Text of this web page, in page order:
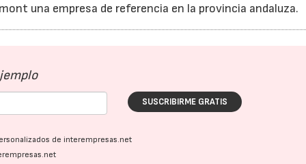
una empresa de referencia en la provincia andaluza.
SUSCRIBIRME GRATIS
de interempresas.net